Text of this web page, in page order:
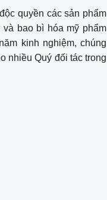
quyền các sản phẩm
bao bì hóa mỹ phẩm
kinh nghiệm, chúng
nhiều Quý đối tác trong